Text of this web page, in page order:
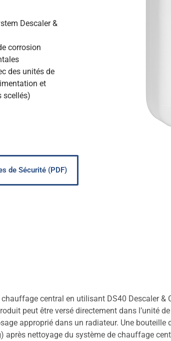
Descaler &
corrosion
des unités de
et
scellés)
de Sécurité (PDF)
central en utilisant DS40 Descaler &
peut être versé directement dans l’unité
approprié dans un radiateur. Une
après nettoyage du système de chauffage